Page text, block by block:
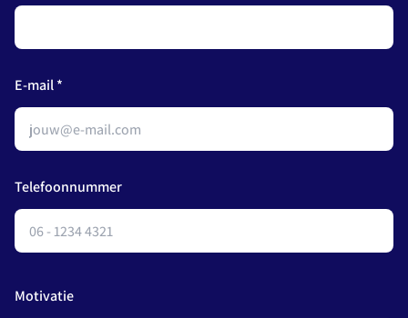
E-mail *
Telefoonnummer
Motivatie